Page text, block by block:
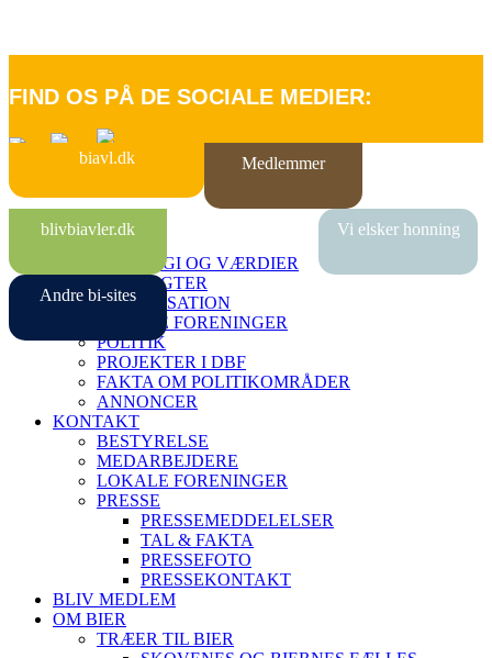
FIND OS PÅ DE SOCIALE MEDIER:
biavl.dk Medlemmer
blivbiavler.dk Vi elsker honning
Andre bi-sites
FORSIDE
STRATEGI OG VÆRDIER
VEDTÆGTER
ORGANISATION
LOKALE FORENINGER
POLITIK
PROJEKTER I DBF
FAKTA OM POLITIKOMRÅDER
ANNONCER
KONTAKT
BESTYRELSE
MEDARBEJDERE
LOKALE FORENINGER
PRESSE
PRESSEMEDDELELSER
TAL & FAKTA
PRESSEFOTO
PRESSEKONTAKT
BLIV MEDLEM
OM BIER
TRÆER TIL BIER